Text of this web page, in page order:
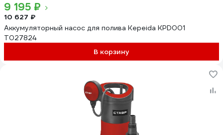
9 195 ₽
10 627 ₽
Аккумуляторный насос для полива Kepeida KPD001
Т027824
В корзину